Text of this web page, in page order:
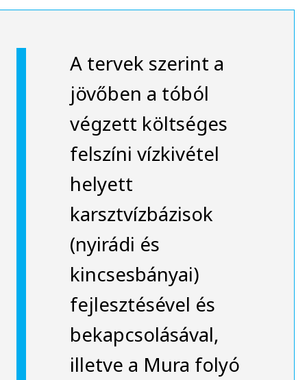
A tervek szerint a
jövőben a tóból
végzett költséges
felszíni vízkivétel
helyett
karsztvízbázisok
(nyirádi és
kincsesbányai)
fejlesztésével és
bekapcsolásával,
illetve a Mura folyó